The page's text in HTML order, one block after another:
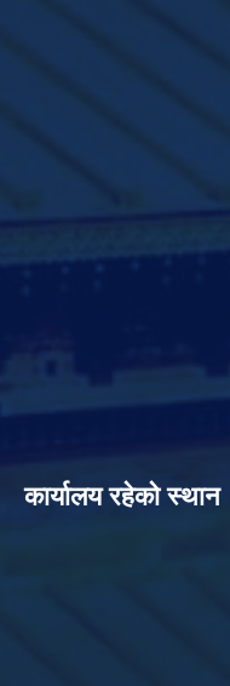
कार्यालय रहेको स्थान